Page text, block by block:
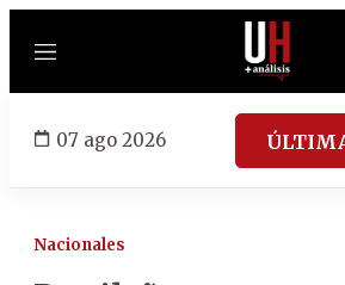
Menú
07 ago 2026
Nacionales